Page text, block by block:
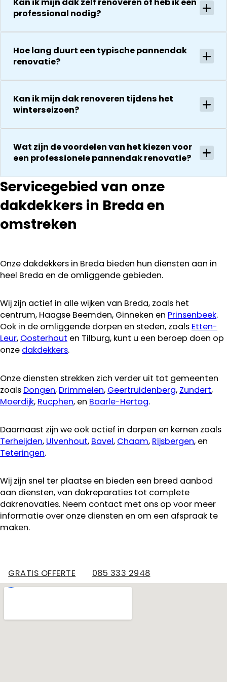
zijn
Het is nog
droog!!! Dus
zeker een 5
zijn
vervolgens
conform
afspraak en
zaken die ze
tegenkomen
worden
gerepareerd
zonder extra
communeren
ze goed en
professional nodig?
Hoe lang duurt een typische pannendak
renovatie?
Kan ik mijn dak renoveren tijdens het
winterseizoen?
Wat zijn de voordelen van het kiezen voor
een professionele pannendak renovatie?
Servicegebied van onze
dakdekkers in Breda en
omstreken
Onze dakdekkers in Breda bieden hun diensten aan in
heel Breda en de omliggende gebieden.
Wij zijn actief in alle wijken van Breda, zoals het
centrum, Haagse Beemden, Ginneken en Prinsenbeek.
Ook in de omliggende dorpen en steden, zoals Etten-
Leur, Oosterhout en Tilburg, kunt u een beroep doen op
onze dakdekkers.
Onze diensten strekken zich verder uit tot gemeenten
zoals Dongen, Drimmelen, Geertruidenberg, Zundert,
Moerdijk, Rucphen, en Baarle-Hertog.
Daarnaast zijn we ook actief in dorpen en kernen zoals
Terheijden, Ulvenhout, Bavel, Chaam, Rijsbergen, en
Teteringen.
Wij zijn snel ter plaatse en bieden een breed aanbod
aan diensten, van dakreparaties tot complete
dakrenovaties. Neem contact met ons op voor meer
informatie over onze diensten en om een afspraak te
maken.
GRATIS OFFERTE 085 333 2948